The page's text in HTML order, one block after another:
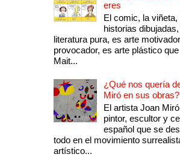
eres
El comic, la viñeta,
historias
literatura pura, es arte
provocador, es arte plástico
Mait...
¿Qué nos quería
Miró en sus obras?
El artista Joan
pintor, escultor y
español que se
todo en el movimiento
artístico...